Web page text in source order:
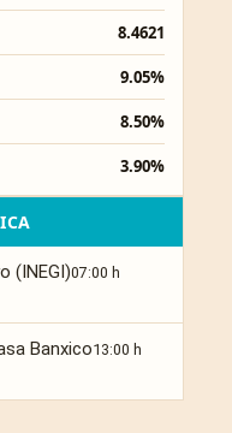
8.4621
9.05%
8.50%
3.90%
(INEGI)07:00 h
Banxico13:00 h